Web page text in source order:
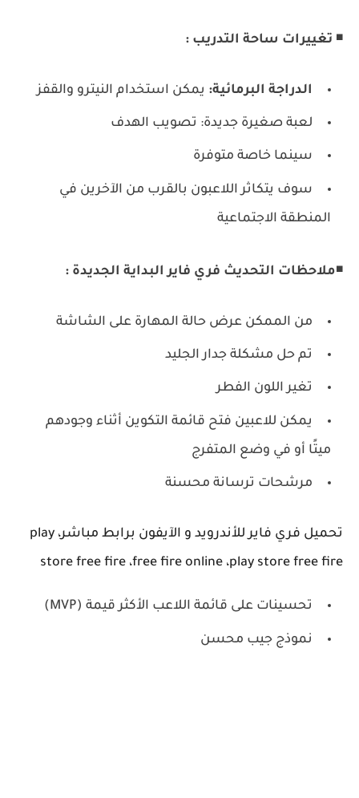
◾ تغييرات ساحة التدريب :
الدراجة البرمائية: يمكن استخدام النيترو والقفز
لعبة صغيرة جديدة: تصويب الهدف
سينما خاصة متوفرة
سوف يتكاثر اللاعبون بالقرب من الآخرين في
المنطقة الاجتماعية
◾ملاحظات التحديث فري فاير البداية الجديدة :
من الممكن عرض حالة المهارة على الشاشة
تم حل مشكلة جدار الجليد
تغير اللون الفطر
يمكن للاعبين فتح قائمة التكوين أثناء وجودهم
ميتًا أو في وضع المتفرج
مرشحات ترسانة محسنة
تحميل فري فاير للأندرويد و الآيفون برابط مباشر، play
store free fire ،free fire online ،play store free fire
تحسينات على قائمة اللاعب الأكثر قيمة (MVP)
نموذج جيب محسن